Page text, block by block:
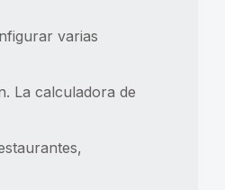
varias
La calculadora de